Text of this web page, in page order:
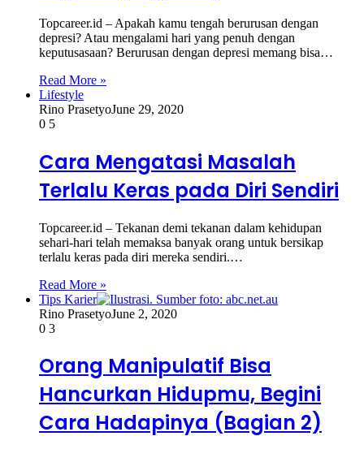
Topcareer.id – Apakah kamu tengah berurusan dengan
depresi? Atau mengalami hari yang penuh dengan
keputusasaan? Berurusan dengan depresi memang bisa…
Read More »
Lifestyle
Rino PrasetyoJune 29, 2020
0 5
Cara Mengatasi Masalah
Terlalu Keras pada Diri Sendiri
Topcareer.id – Tekanan demi tekanan dalam kehidupan
sehari-hari telah memaksa banyak orang untuk bersikap
terlalu keras pada diri mereka sendiri.…
Read More »
Tips Karier
Rino PrasetyoJune 2, 2020
0 3
Orang Manipulatif Bisa
Hancurkan Hidupmu, Begini
Cara Hadapinya (Bagian 2)